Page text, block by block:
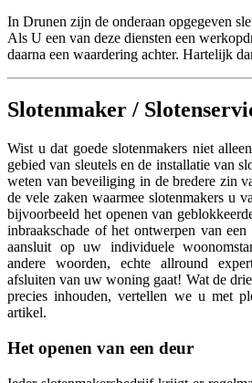
In Drunen zijn de onderaan opgegeven
Als U een van deze diensten een
daarna een waardering achter. Hartelijk
Slotenmaker /
Wist u dat goede slotenmakers niet
gebied van sleutels en de installatie van
weten van beveiliging in de bredere zin
de vele zaken waarmee slotenmakers u
bijvoorbeeld het openen van
inbraakschade of het ontwerpen van
aansluit op uw individuele
andere woorden, echte allround
afsluiten van uw woning gaat! Wat de
precies inhouden, vertellen we u met
artikel.
Het openen van een deur